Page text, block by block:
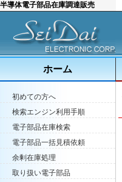
半導体電子部品在庫調達販売
ホーム
初めての方へ
検索エンジン利用手順
電子部品在庫検索
電子部品一括見積依頼
余剰在庫処理
取り扱い電子部品